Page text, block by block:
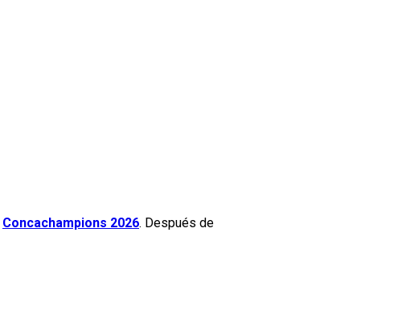
Concachampions 2026. Después de